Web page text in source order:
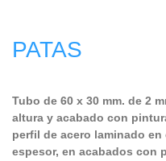
PATAS
Tubo de 60 x 30 mm. de 2
altura y acabado con
perfil de acero laminado
espesor, en acabados con